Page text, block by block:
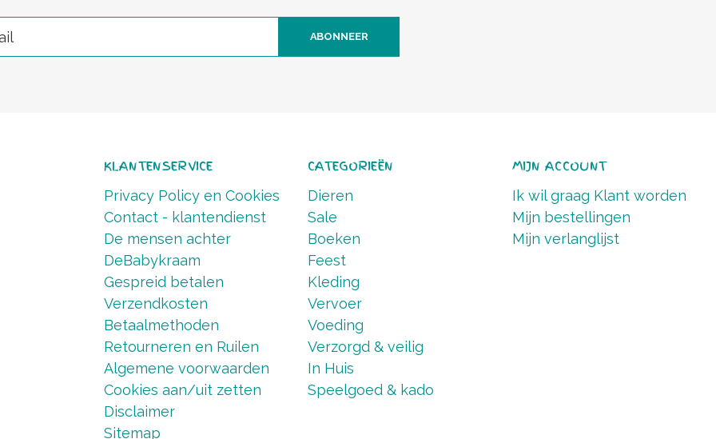
ABONNEER
KLANTENSERVICE
Privacy Policy en Cookies
Contact - klantendienst
De mensen achter
DeBabykraam
Gespreid betalen
Verzendkosten
Betaalmethoden
Retourneren en Ruilen
Algemene voorwaarden
Cookies aan/uit zetten
Disclaimer
Sitemap
CATEGORIEËN
Dieren
Sale
Boeken
Feest
Kleding
Vervoer
Voeding
Verzorgd & veilig
In Huis
Speelgoed & kado
MIJN ACCOUNT
Ik wil graag Klant worden
Mijn bestellingen
Mijn verlanglijst